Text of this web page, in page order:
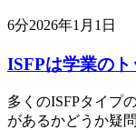
6分2026年1月1日
ISFPは学業の
多くのISFPタイプ
があるかどうか疑